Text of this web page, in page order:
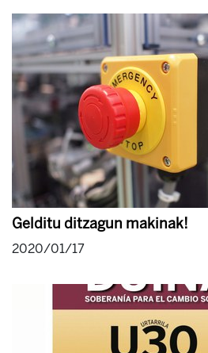
Gelditu ditzagun makinak!
2020/01/17